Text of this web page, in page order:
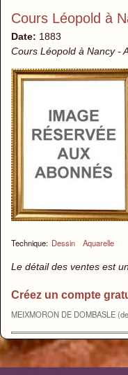
Cours Léopold à
Date: 1883
Cours Léopold à Nancy -
Technique: Dessin Aquarelle
Le détail des ventes est
Créez un compte
MEIXMORON DE DOMBASLE